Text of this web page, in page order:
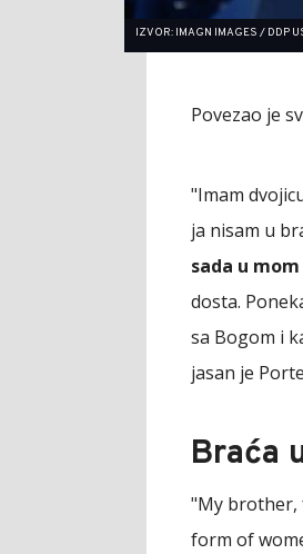
IZVOR: IMAGN IMAGES / DDP
Povezao je
"Imam
ja nisam u
sada u
dosta.
sa Bogom i
jasan je
Braća
"My brother,
form of